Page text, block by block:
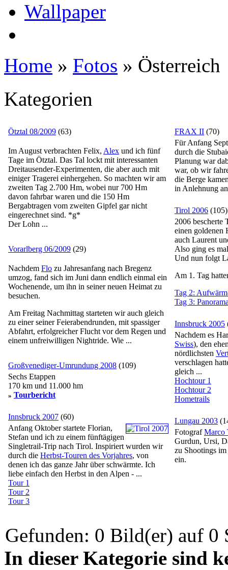
Wallpaper
Home » Fotos » Österreich
Kategorien
Ötztal 08/2009 (63)
Im August verbrachten Felix, Alex und ich fünf
Tage im Ötztal. Das Tal lockt mit interessanten
Dreitausender-Experimenten, die aber auch mit
einiger Tragerei einhergehen. So machten wir am
zweiten Tag 2.700 Hm, wobei nur 700 Hm
davon fahrbar waren und die 150 Hm
Bergabtragen vom zweiten Gipfel gar nicht
eingerechnet sind. *g*
Der Lohn ...
Vorarlberg 06/2009 (29)
Nachdem Flo zu Jahresanfang nach Bregenz
umzog, fand sich im Juni dann endlich einmal ein
Wochenende, um ihn in seiner neuen Heimat zu
besuchen.
Am Freitag Nachmittag starteten wir auch gleich
zu einer seiner Feierabendrunden, mit spassiger
Abfahrt, erfolgreicher Flucht vor dem Regen und
einem unfreiwilligen Nightride. Wie ...
Großvenediger-Umrundung 2008 (109)
Sechs Etappen
170 km und 11.000 hm
» Tourbericht
Innsbruck 2007 (60)
Anfang Oktober startete Florian,
Stefan und ich zu einem fünftägigen
Singletrail-Trip nach Tirol. Inspiriert wurden wir
durch die Herbst-Touren des Vorjahres, von
denen ich das ganze Jahr über schwärmte. Ich
liebe einfach den Herbst in den Alpen - ...
Tour 1
Tour 2
Tour 3
FRAX II (70)
Für Anfang
durch die
Planung war
war, ob wir
die Berge
in Anlehnung
Tirol 2006 (105)
2006 bescherte
einen goldenen
auch Laurent
Also ging es
Und nun folgt
Am 1. Tag
Tag 2:
Tag 3:
Innsbruck 2005
Nachdem es
Swiss), den
nördlichsten
verschlagen
gleich ...
Hochtour 1
Hochtour 2
Hometrails
Lungau 2003
FotografMarco
Gurdun, Ursi,
zu Shootings
ein.
Gefunden: 0 Bild(er) auf 0
In dieser Kategorie sind